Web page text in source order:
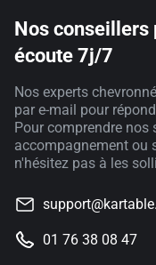
Nos conseillers
écoute 7j/7
Nos experts
par e-mail pour
Pour comprendre nos
accompagnement ou
n'hésitez pas à les
01 76 38 08 47